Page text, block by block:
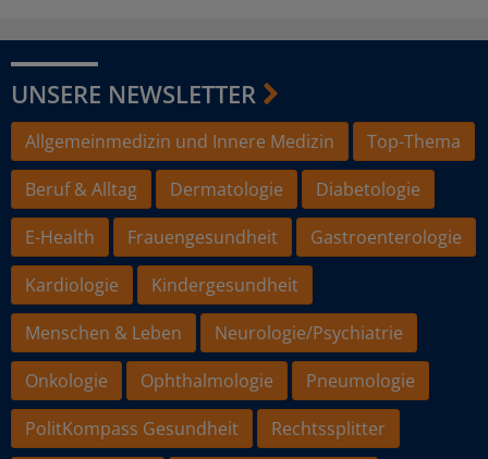
UNSERE NEWSLETTER
Allgemeinmedizin und Innere Medizin
Top-Thema
Beruf & Alltag
Dermatologie
Diabetologie
E-Health
Frauengesundheit
Gastroenterologie
Kardiologie
Kindergesundheit
Menschen & Leben
Neurologie/Psychiatrie
Onkologie
Ophthalmologie
Pneumologie
PolitKompass Gesundheit
Rechtssplitter